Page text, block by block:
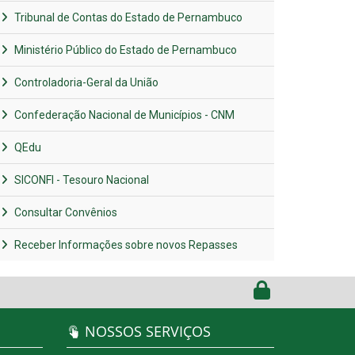
Tribunal de Contas do Estado de Pernambuco
Ministério Público do Estado de Pernambuco
Controladoria-Geral da União
Confederação Nacional de Municípios - CNM
QEdu
SICONFI - Tesouro Nacional
Consultar Convênios
Receber Informações sobre novos Repasses
NOSSOS SERVIÇOS